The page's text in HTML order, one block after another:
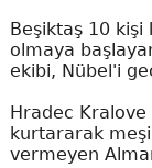
Beşiktaş 10
olmaya
ekibi, Nübel'i
Hradec Kralove
kurtararak
vermeyen